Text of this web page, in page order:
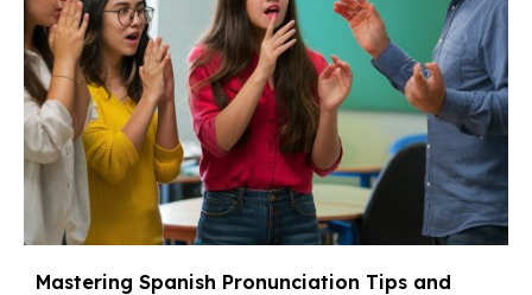
Mastering Spanish Pronunciation Tips and